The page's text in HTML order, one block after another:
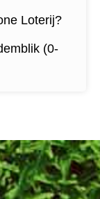
Loterij?
(0-